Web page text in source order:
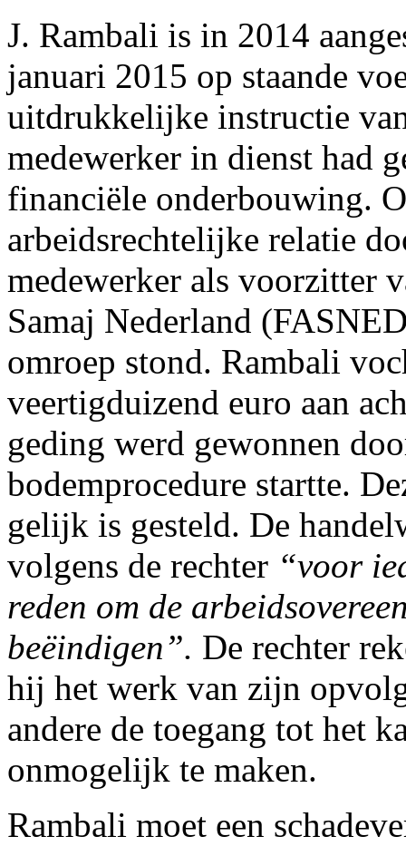
J. Rambali is in 2014
januari 2015 op staande
uitdrukkelijke instructie
medewerker in dienst had
financiële onderbouwing.
arbeidsrechtelijke relatie
medewerker als voorzitter
Samaj Nederland
omroep stond. Rambali
veertigduizend euro aan
geding werd gewonnen
bodemprocedure startte.
gelijk is gesteld. De
volgens de rechter “voor
reden om de
beëindigen”. De rechter
hij het werk van zijn
andere de toegang tot het
onmogelijk te maken.
Rambali moet een